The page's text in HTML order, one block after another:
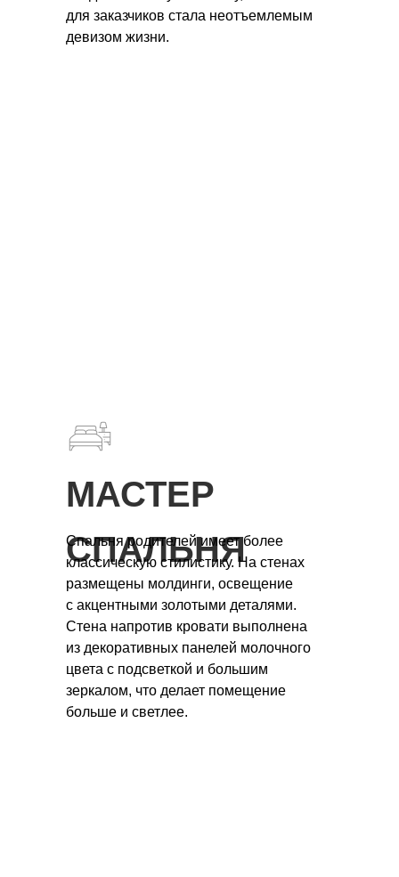
для заказчиков стала неотъемлемым
девизом жизни.
Спальня родителей имеет более
классическую стилистику. На стенах
размещены молдинги, освещение
с акцентными золотыми деталями.
Стена напротив кровати выполнена
из декоративных панелей молочного
цвета с подсветкой и большим
зеркалом, что делает помещение
больше и светлее.
МАСТЕР
СПАЛЬНЯ